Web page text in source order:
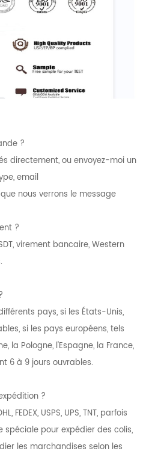
?
directement, ou envoyez-moi un
email
nous verrons le message
?
virement bancaire, Western
pays, si les États-Unis,
si les pays européens, tels
la Pologne, l'Espagne, la France,
6 à 9 jours ouvrables.
?
FEDEX, USPS, UPS, TNT, parfois
pour expédier des colis,
les marchandises selon les